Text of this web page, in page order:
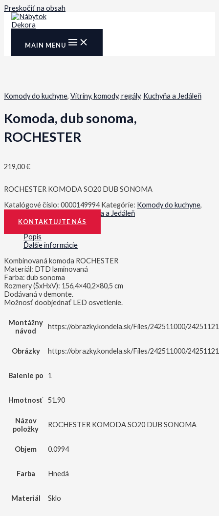
Preskočiť na obsah
MAIN MENU
Komody do kuchyne, Vitríny, komody, regály, Kuchyňa a Jedáleň
Komoda, dub sonoma,
ROCHESTER
219,00€
ROCHESTER KOMODA SO20 DUB SONOMA
Katalógové číslo: 0000149994 Kategórie: Komody do kuchyne,
Kuchyňa a Jedáleň
KONTAKTUJTE NÁS
Popis
Ďalšie informácie
Kombinovaná komoda ROCHESTER
Materiál: DTD laminovaná
Farba: dub sonoma
Rozmery (ŠxHxV): 156,4×40,2×80,5 cm
Dodávaná v demonte.
Možnosť doobjednať LED osvetlenie.
Montážny
návod
https://obrazky.kondela.sk/Files/242511000/
Obrázky https://obrazky.kondela.sk/Files/242511000/
Balenie po 1
Hmotnosť 51.90
Názov
položky
ROCHESTER KOMODA SO20 DUB SONOMA
Objem 0.0994
Farba Hnedá
Materiál Sklo